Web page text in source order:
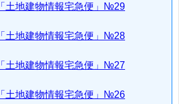
「土地建物情報宅急便」№29
「土地建物情報宅急便」№28
「土地建物情報宅急便」№27
「土地建物情報宅急便」№26